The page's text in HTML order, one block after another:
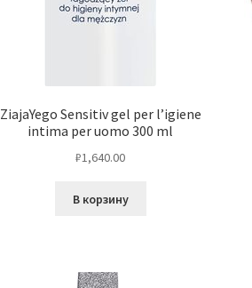
ZiajaYego Sensitiv gel per l’igiene
intima per uomo 300 ml
₽1,640.00
В корзину